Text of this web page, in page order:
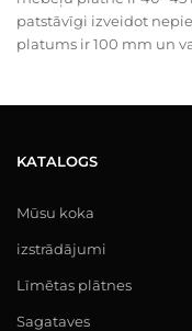
patstāvīgi izveidot
platums ir 100 mm un
KATALOGS
Mūsu koka
izstrādājumi
Līmētas plātnes
Sagataves